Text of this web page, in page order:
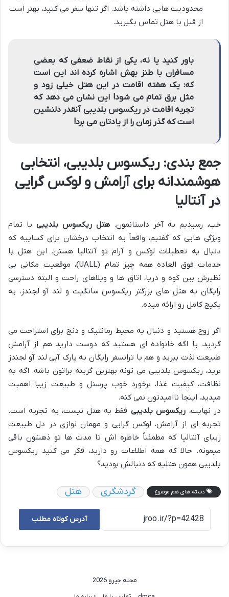
محدودیت هایی داشته باشد. اگر تنها سفر می کنید، بهتر است
از قبل با هتل تماس بگیرید.
باور کنید یا نه، یکی از نقاط ضعفی که بعضی
مسافران با طنز بهش اشاره کرده اند این است
که: یک هفته اقامت در این هتل خیلی زود و
مثل برق تمام می شود! این نشان می دهد که
تجربه اقامت در ریکسوس بلدیبی آنقدر دلنشین
است که گذر زمان را از یادتان می برد!
جمع بندی: ریکسوس بلدیبی، انتخابی
هوشمندانه برای آرامش و لوکس گرایی
در آنتالیا
خب، رسیدیم به آخر داستانمون. هتل ریکسوس بلدیبی با تمام
ویژگی هایی که گفتیم، واقعاً یه انتخاب درخشان برای کساییه که
دنبال یه تعطیلات لوکس و آرام تو آنتالیا هستن. این هتل با
خدمات فوق العاده همه چیز تمام (UALL)، موقعیت مکانی بی
نظیرش بین کوه و دریا، اتاق ها و ویلاهای راحت و البته دسترسی
رایگان به هتل های بزرگتر ریکسوس سانگیت و لند آو لجندز، یه
پکیج کامل رو ارائه میده.
اگر زوج هستید و دنبال یه محیط رمانتیک و دنج برای استراحت می
گردید، یا اگه خانواده ای هستید که دوست دارید هم از آرامش
طبیعت لذت ببرید و هم با ترانسفر رایگان به پارک آبی لند آو لجندز
برید، ریکسوس بلدیبی می تونه بهترین گزینه براتون باشه. اگه به
نظافت، کیفیت غذا، برخورد خوب پرسنل و طبیعت زیبا اهمیت
میدید، اینجا ناامیدتون نمی کنه.
در نهایت، ریکسوس بلدیبی فقط یه هتل نیست، یه تجربه است.
تجربه ای از آرامش، لوکس گرایی و مهمان نوازی در دل طبیعت
زیبای آنتالیا که مطمئناً خاطره اش تا مدت ها تو ذهنتون باقی
میمونه. حالا که همه اطلاعات رو دارید، فکر می کنید ریکسوس
بلدیبی همون هتلیه که دنبالش بودید؟
دسته های هم موضوع گردشگری هتل
آدرس کوتاه مطلب
مجله جیرو 2026